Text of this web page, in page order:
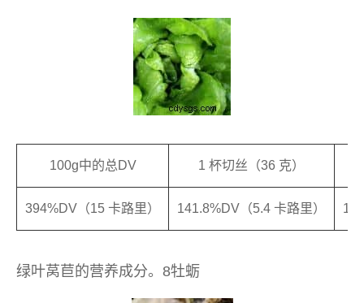
100g中的总DV 1 杯切丝（36 克）
394%DV（15 卡路里） 141.8%DV（5.4 卡路里）
绿叶莴苣的营养成分。8牡蛎